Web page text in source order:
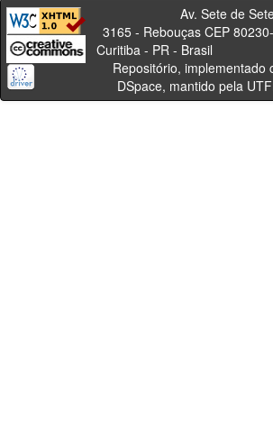
Av. Sete de
3165 - Rebouças CEP
Curitiba - PR -
Repositório, implementado
DSpace, mantido pela